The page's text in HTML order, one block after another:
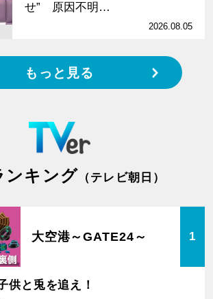
せ” 原因不明…
2026.08.05
もっと見る
ンキング （テレビ朝日）
大空港～GATE24～ 1
供と兎を追え！